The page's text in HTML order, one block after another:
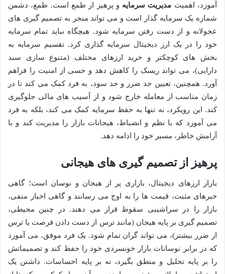
آموزد، اهمیت مدیریت سرمایه و پرهیز از طمع است. طمع، دشمن
شماره یک سرمایه گذار است و می تواند منجر به تصمیم گیری های
عجولانه و از دست رفتن سرمایه شود. هیچگاه نباید تمام سرمایه
خود را در یک ارز دیجیتال سرمایه گذاری کرد. تقسیم سرمایه به
بخش های کوچکتر و خرید ارزهای مختلف (متنوع سازی سبد
دارایی)، می تواند ریسک را کاهش دهد و حسی از امنیت را فراهم
آورد. همچنین، تعیین حد ضرر و حد سود، به فرد کمک می کند تا در
زمان مناسب از معامله خارج شود و از آسیب های مالی جلوگیری
کند. این رویکرد، نه تنها به حفظ سرمایه کمک می کند، بلکه به فرد
می آموزد که با نظم و انضباط، هیجانات بازار را مدیریت کند و با
آرامش خاطر، مسیر خود را ادامه دهد.
پرهیز از تصمیم گیری های هیجانی
بازار ارزهای دیجیتال، بازاری پر از هیجان و نوسان است؛ گاهی
خبرهای مثبت، قیمت ها را به اوج می رسانند و گاهی اخبار منفی،
بازار را در سراشیبی سقوط قرار می دهند. در چنین محیطی،
تصمیم گیری بر پایه هیجان (مانند ترس از دست دادن فرصت یا ترس
از ضرر بیشتر)، می تواند گران تمام شود. یک فرد موفق، می آموزد
که در برابر نوسانات بازار خونسردی خود را حفظ کند و تصمیماتش
را بر پایه تحلیل و منطق بگیرد، نه بر پایه احساسات. داشتن یک